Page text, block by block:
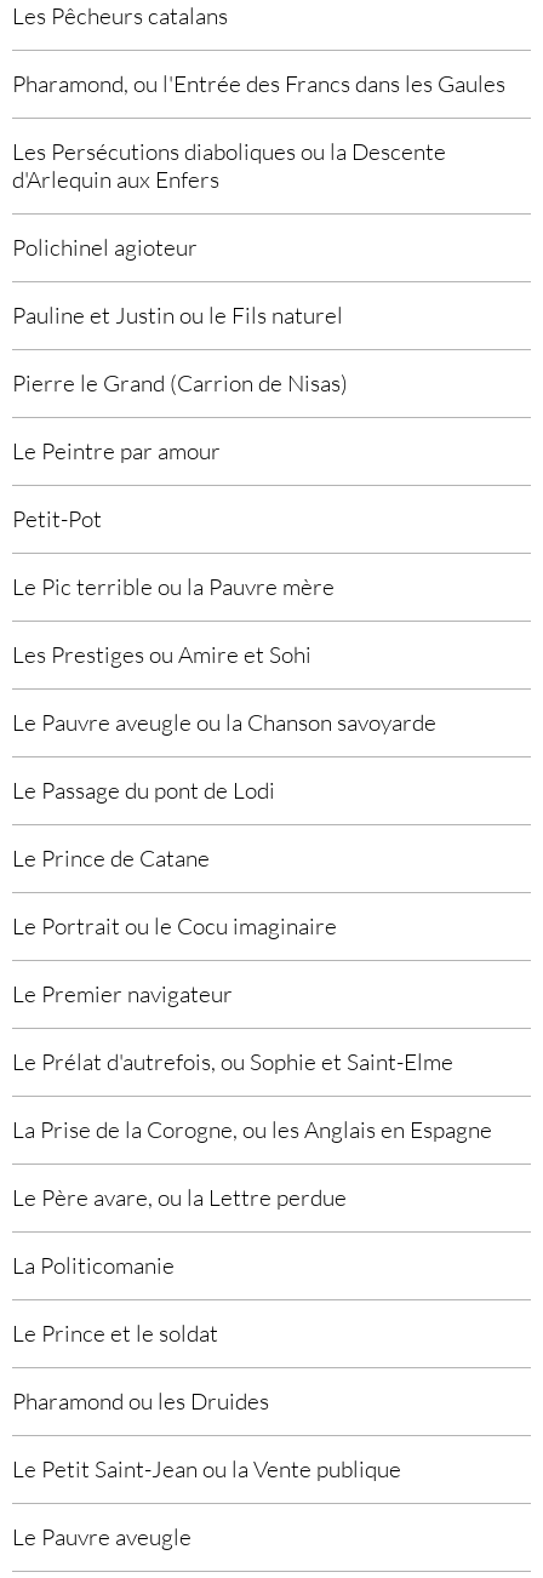
Les Pêcheurs catalans
Pharamond, ou l'Entrée des Francs dans les Gaules
Les Persécutions diaboliques ou la Descente
d'Arlequin aux Enfers
Polichinel agioteur
Pauline et Justin ou le Fils naturel
Pierre le Grand (Carrion de Nisas)
Le Peintre par amour
Petit-Pot
Le Pic terrible ou la Pauvre mère
Les Prestiges ou Amire et Sohi
Le Pauvre aveugle ou la Chanson savoyarde
Le Passage du pont de Lodi
Le Prince de Catane
Le Portrait ou le Cocu imaginaire
Le Premier navigateur
Le Prélat d'autrefois, ou Sophie et Saint-Elme
La Prise de la Corogne, ou les Anglais en Espagne
Le Père avare, ou la Lettre perdue
La Politicomanie
Le Prince et le soldat
Pharamond ou les Druides
Le Petit Saint-Jean ou la Vente publique
Le Pauvre aveugle